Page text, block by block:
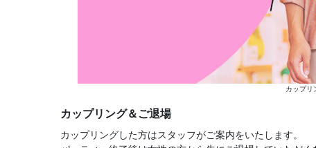
カップリ
カップリング＆ご退場
カップリングした方はスタッフがご案内をいたします。